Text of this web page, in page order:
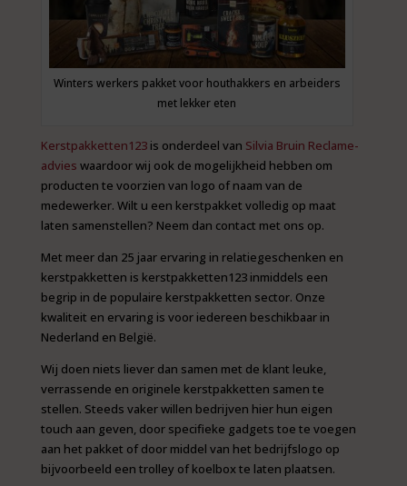
Winters werkers pakket voor houthakkers en arbeiders
met lekker eten
Kerstpakketten123is onderdeel van Silvia Bruin Reclame-
advies waardoor wij ook de mogelijkheid hebben om
producten te voorzien van logo of naam van de
medewerker. Wilt u een kerstpakket volledig op maat
laten samenstellen? Neem dan contact met ons op.
Met meer dan 25 jaar ervaring in relatiegeschenken en
kerstpakketten is kerstpakketten123 inmiddels een
begrip in de populaire kerstpakketten sector. Onze
kwaliteit en ervaring is voor iedereen beschikbaar in
Nederland en België.
Wij doen niets liever dan samen met de klant leuke,
verrassende en originele kerstpakketten samen te
stellen. Steeds vaker willen bedrijven hier hun eigen
touch aan geven, door specifieke gadgets toe te voegen
aan het pakket of door middel van het bedrijfslogo op
bijvoorbeeld een trolley of koelbox te laten plaatsen.